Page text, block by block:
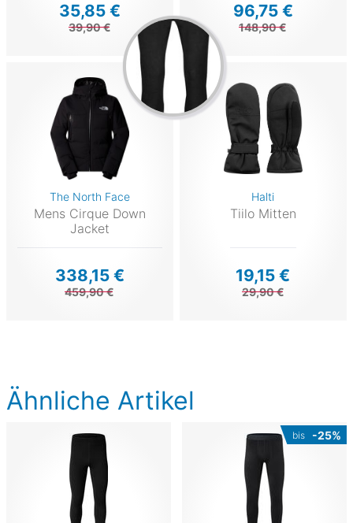
35,85 €
39,90 €
96,75 €
148,90 €
The North Face
Mens Cirque Down
Jacket
338,15 €
459,90 €
Halti
Tiilo Mitten
19,15 €
29,90 €
Ähnliche Artikel
bis -25%